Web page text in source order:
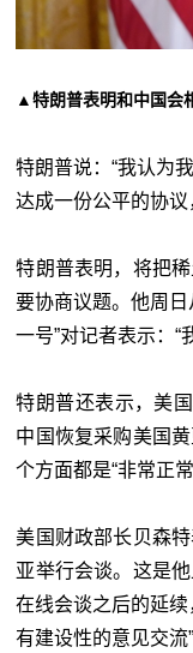
▲特朗普表明和中国会
特朗普说：“我认为
达成一份公平的协议
特朗普表明，将把
要协商议题。他周
一号”对记者表示：“
特朗普还表示，美
中国恢复采购美国
个方面都是“非常正常
美国财政部长贝森
亚举行会谈。这是
在线会谈之后的延
有建设性的意见交流”